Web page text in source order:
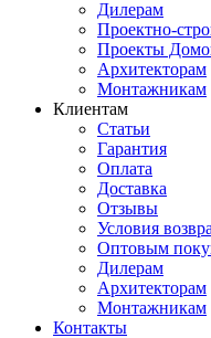
Дилерам
Проектно-
Проекты
Архитекторам
Монтажникам
Клиентам
Статьи
Гарантия
Оплата
Доставка
Отзывы
Условия
Оптовым
Дилерам
Архитекторам
Монтажникам
Контакты